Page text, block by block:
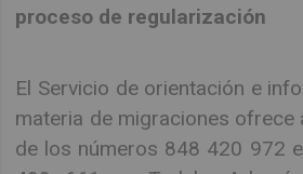
proceso de regularización
El Servicio de orientación e
materia de migraciones ofrece
de los números 848 420 972